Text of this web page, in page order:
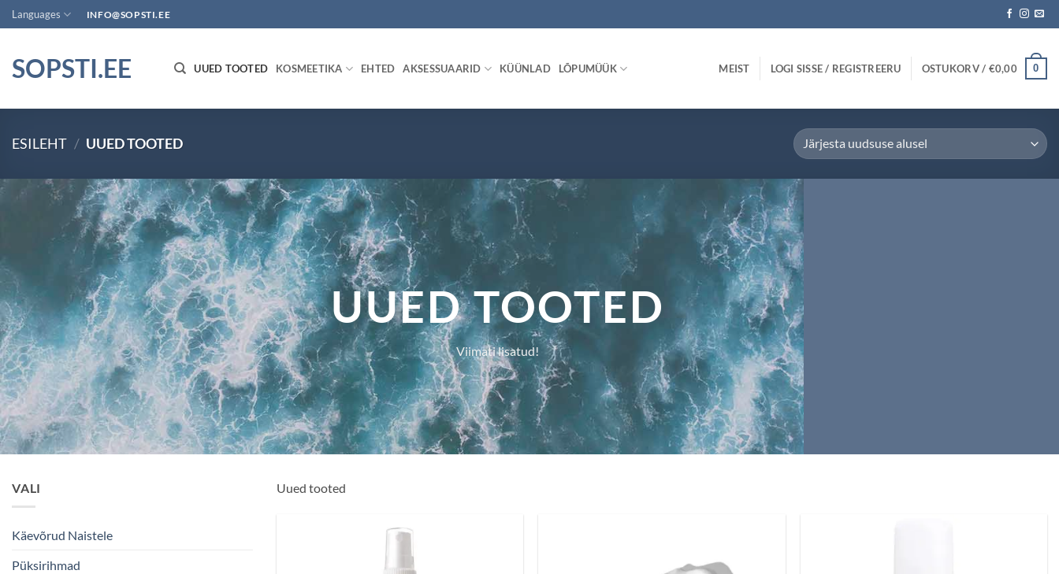
Skip
to
Languages INFO@SOPSTI.EE
SOPSTI.EE UUED TOOTED KOSMEETIKA EHTED AKSESSUAARID KÜÜNLAD LÕPUMÜÜK MEIST LOGI SISSE / REGISTREERU OSTUKORV / €0,00 0
ESILEHT / UUED TOOTED
UUED TOOTED
Viimati lisatud!
VALI
Käevõrud Naistele
Püksirihmad
Uued tooted